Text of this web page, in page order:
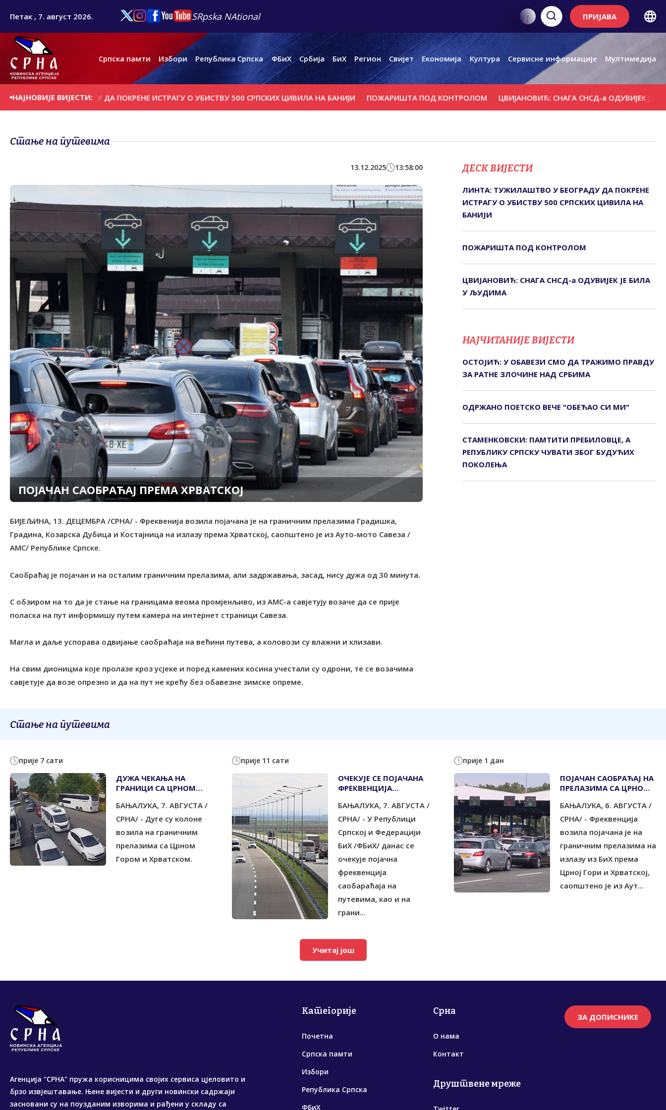
Петак , 7. август 2026. SRpska NAtional ПРИЈАВА
Српска памти Избори Република Српска ФБиХ Србија БиХ Регион Свијет Економија Култура Сервисне информације Мултимедија
НАЈНОВИЈЕ ВИЈЕСТИ:
У БЕОГРАДУ ДА ПОКРЕНЕ ИСТРАГУ О УБИСТВУ 500 СРПСКИХ ЦИВИЛА НА БАНИЈИ ПОЖАРИШТА ПОД КОНTРОЛОМ ЦВИЈАНОВИЋ: СНАГА СНСД-а ОДУВИЈЕК ЈЕ БИЛА У
Стање на путевима
13.12.2025 13:58:00
ПОЈАЧАН САОБРАЋАЈ ПРЕМА ХРВАТСКОЈ
БИЈЕЉИНА, 13. ДЕЦЕМБРА /СРНА/ - Фреквенија возила појачана је на граничним прелазима Градишка,
Градина, Козарска Дубица и Костајница на излазу према Хрватској, саопштено је из Ауто-мото Савеза /
АМС/ Републике Српске.
Саобраћај је појачан и на осталим граничним прелазима, али задржавања, засад, нису дужа од 30 минута.
С обзиром на то да је стање на границама веома промјенљиво, из АМС-а савјетују возаче да се прије
поласка на пут информишу путем камера на интернет страници Савеза.
Магла и даље успорава одвијање саобраћаја на већини путева, а коловози су влажни и клизави.
На свим дионицма које пролазе кроз усјеке и поред камених косина учестали су одрони, те се возачима
савјетује да возе опрезно и да на пут не крећу без обавезне зимске опреме.
ДЕСК ВИЈЕСТИ
ЛИНТА: ТУЖИЛАШТВО У БЕОГРАДУ ДА ПОКРЕНЕ
ИСТРАГУ О УБИСТВУ 500 СРПСКИХ ЦИВИЛА НА
БАНИЈИ
ПОЖАРИШТА ПОД КОНTРОЛОМ
ЦВИЈАНОВИЋ: СНАГА СНСД-а ОДУВИЈЕК ЈЕ БИЛА
У ЉУДИМА
НАЈЧИТАНИЈЕ ВИЈЕСТИ
ОСТОЈИЋ: У ОБАВЕЗИ СМО ДА ТРАЖИМО ПРАВДУ
ЗА РАТНЕ ЗЛОЧИНЕ НАД СРБИМА
ОДРЖАНО ПОЕТСКО ВЕЧЕ "ОБЕЋАО СИ МИ"
СТАМЕНКОВСКИ: ПАМТИТИ ПРЕБИЛОВЦЕ, А
РЕПУБЛИКУ СРПСКУ ЧУВАТИ ЗБОГ БУДУЋИХ
ПОКОЛЕЊА
Стање на путевима
прије 7 сати
ДУЖА ЧЕКАЊА НА
ГРАНИЦИ СА ЦРНОМ
БАЊАЛУКА, 7. АВГУСТА /
СРНА/ - Дуге су колоне
возила на граничним
прелазима са Црном
Гором и Хрватском.
прије 11 сати
ОЧЕКУЈЕ СЕ ПОЈАЧАНА
ФРЕКВЕНЦИЈА
БАЊАЛУКА, 7. АВГУСТА /
СРНА/ - У Републици
Српској и Федерацији
БиХ /ФБиХ/ данас се
очекује појачна
фреквенција
саобараћаја на
путевима, као и на
грани...
прије 1 дан
ПОЈАЧАН САОБРАЋАЈ НА
ПРЕЛАЗИМА СА ЦРНОМ
БАЊАЛУКА, 6. АВГУСТА /
СРНА/ - Фреквенција
возила појачана је на
граничним прелазима на
излазу из БиХ према
Црној Гори и Хрватској,
саопштено је из Аут...
Учитај још
Агенција "СРНА" пружа корисницима својих сервиса цјеловито и
брзо извјештавање. Њене вијести и други новински садржаји
засновани су на поузданим изворима и рађени у складу са
Категорије
Почетна
Српска памти
Избори
Република Српска
ФБиХ
Срна
О нама
Контакт
Друштвене мреже
ЗА ДОПИСНИКЕ